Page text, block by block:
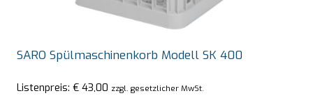
SARO Spülmaschinenkorb Modell SK 400
Listenpreis: € 43,00 zzgl. gesetzlicher MwSt.